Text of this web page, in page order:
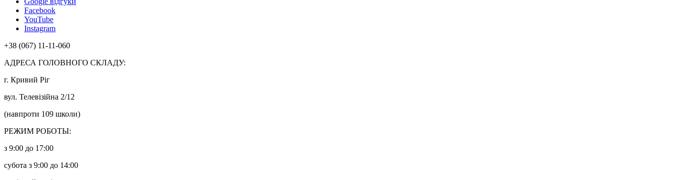
Facebook
YouTube
Instagram
+38 (067) 11-11-060
АДРЕСА ГОЛОВНОГО СКЛАДУ:
г. Кривий Ріг
вул. Телевізійна 2/12
(навпроти 109 школи)
РЕЖИМ РОБОТЫ:
з 9:00 до 17:00
субота з 9:00 до 14:00